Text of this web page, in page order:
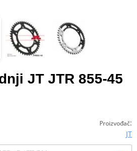
JT JTR 855-45
Proizvođač:
JT